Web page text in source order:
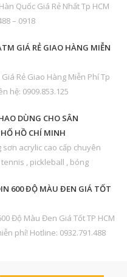
Quốc Giá Rẻ Nhất Tp HCM
– 0918
GIÁ RẺ GIAO HÀNG MIỄN
Rẻ Giao Hàng Miễn Phí Tp
hệ: 0909.853.125
DÙNG CHO SÂN
HỒ CHÍ MINH
acrylic cao cấp chuyên
, pickleball , bóng
600 ĐỘ MÀU ĐEN GIÁ TỐT
Độ Màu Đen Giá Tốt TP HCM
phí! Hotline: 0932.791.488